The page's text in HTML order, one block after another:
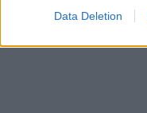
Data Deletion